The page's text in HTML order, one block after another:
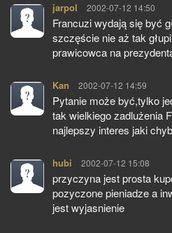
jarpol pisze:
2002-07-12 14:50
Francuzi wydają się być
szczęście nie aż tak
prawicowca na
Kan pisze:
2002-07-12 14:59
Pytanie może być,tylko
tak wielkiego zadlużenia
najlepszy interes jaki
hubi pisze:
2002-07-12 15:08
przyczyna jest prosta
pozyczone pieniadze a
jest wyjasnienie